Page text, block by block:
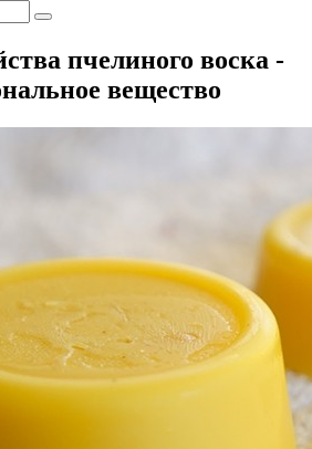
пчелиного воска -
вещество